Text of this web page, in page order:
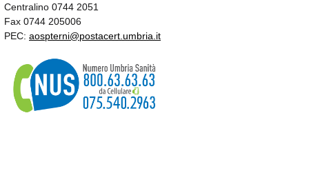
Centralino 0744 2051
Fax 0744 205006
PEC: aospterni@postacert.umbria.it